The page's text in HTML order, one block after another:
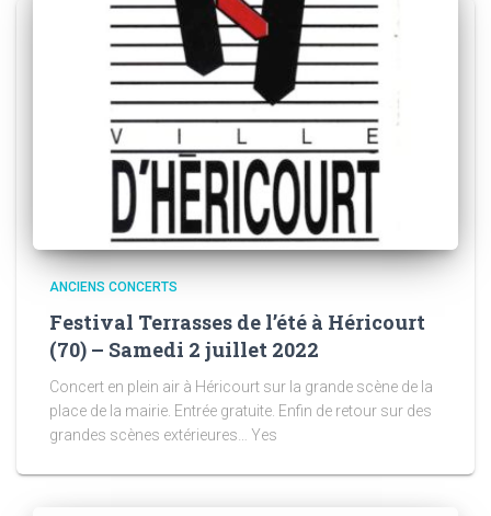
ANCIENS CONCERTS
Festival Terrasses de l’été à Héricourt
(70) – Samedi 2 juillet 2022
Concert en plein air à Héricourt sur la grande scène de la
place de la mairie. Entrée gratuite. Enfin de retour sur des
grandes scènes extérieures… Yes